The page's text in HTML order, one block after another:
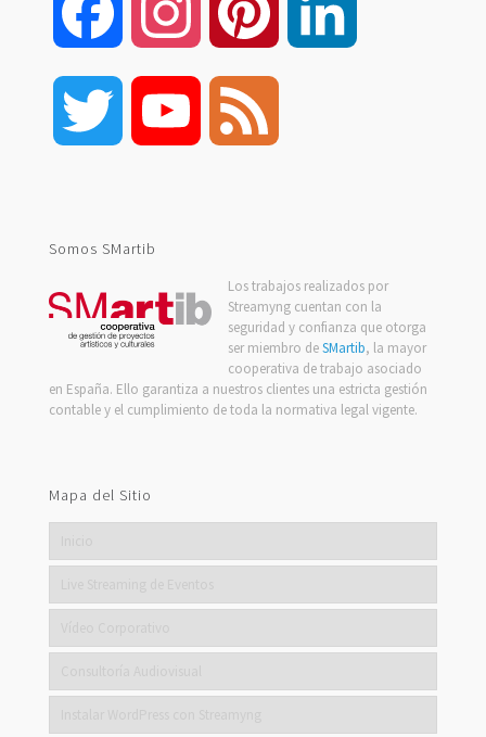
Facebook Instagram Pinterest
Twitter YouTube
Somos SMartib
Los trabajos realizados por
Streamyng cuentan con la
seguridad y confianza que otorga
ser miembro deSMartib, la mayor
cooperativa de trabajo asociado
en España. Ello garantiza a nuestros clientes una estricta gestión
contable y el cumplimiento de toda la normativa legal vigente.
Mapa del Sitio